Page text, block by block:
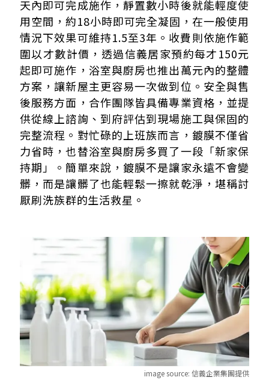
天內即可完成施作，靜置數小時後就能輕度使
用空間，約18小時即可完全凝固，在一般使用
情況下效果可維持1.5至3年。收費則依施作範
圍以才數計價，透過信義居家預約每才150元
起即可施作，浴室與廚房也推出萬元內的整體
方案，讓新屋主更容易一次做到位。安全與售
後服務方面，合作團隊皆具備專業資格，並提
供從線上諮詢、到府評估到現場施工與保固的
完整流程。對忙碌的上班族而言，鍍膜不僅省
力省時，也替浴室與廚房多買了一段「新家保
持期」。簡單來說，鍍膜不是讓家永遠不會變
髒，而是讓髒了也能輕鬆一擦就乾淨，堪稱討
厭刷洗族群的生活救星。
image source: 信義企業集團提供